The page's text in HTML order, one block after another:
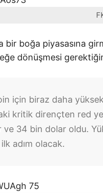
bir boğa piyasasına
dönüşmesi
için biraz daha
kritik dirençten red
ve 34 bin dolar oldu.
adım olacak.